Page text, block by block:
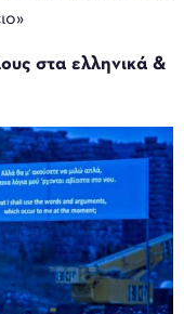
στα ελληνικά &